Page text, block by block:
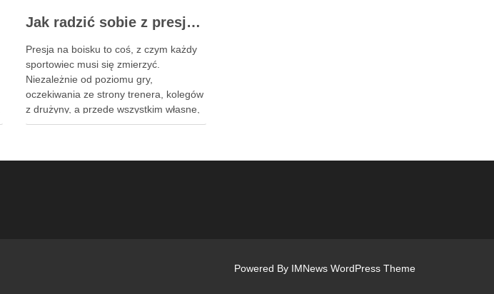
Jak radzić sobie z presją na boisku?
Presja na boisku to coś, z czym każdy
sportowiec musi się zmierzyć.
Niezależnie od poziomu gry,
oczekiwania ze strony trenera, kolegów
z drużyny, a przede wszystkim własne,
mogą powodować stres i utrudniać
Powered By IMNews WordPress Theme